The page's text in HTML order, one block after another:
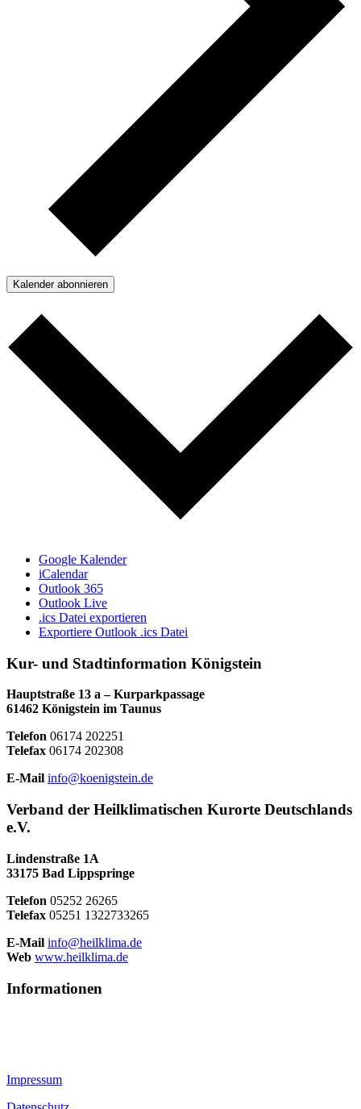
Kalender abonnieren
Google Kalender
iCalendar
Outlook 365
Outlook Live
.ics Datei exportieren
Exportiere Outlook .ics Datei
Kur- und Stadtinformation Königstein
Hauptstraße 13 a – Kurparkpassage
61462 Königstein im Taunus
Telefon 06174 202251
Telefax 06174 202308
E-Mail info@koenigstein.de
Verband der Heilklimatischen Kurorte Deutschlands
e.V.
Lindenstraße 1A
33175 Bad Lippspringe
Telefon 05252 26265
Telefax 05251 1322733265
E-Mail info@heilklima.de
Web www.heilklima.de
Informationen
Impressum